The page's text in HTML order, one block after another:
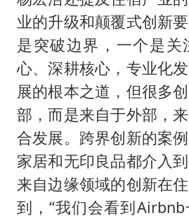
业的升级和颠覆式创新
是突破边界，一个是关
心、深耕核心，专业化
展的根本之道，但很多
部，而是来自于外部，
合发展。跨界创新的案
家居和无印良品都介入
来自边缘领域的创新在
到，“我们会看到